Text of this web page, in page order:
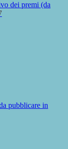
dei premi (da
pubblicare in